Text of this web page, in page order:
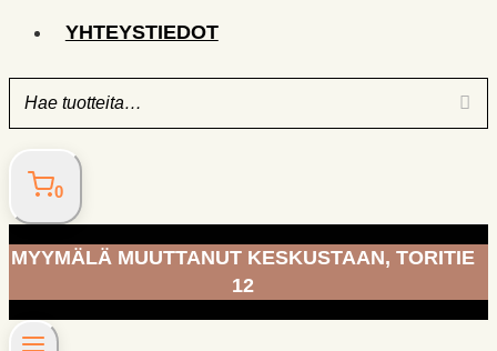
YHTEYSTIEDOT
0
MYYMÄLÄ MUUTTANUT KESKUSTAAN, TORITIE
12